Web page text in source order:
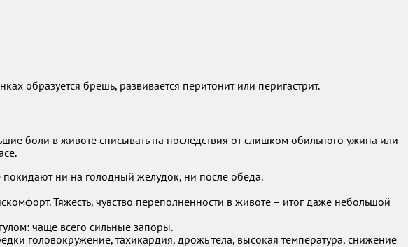
образуется брешь, развивается перитонит или перигастрит.
боли в животе списывать на последствия от слишком обильного ужина или
покидают ни на голодный желудок, ни после обеда.
Тяжесть, чувство переполненности в животе – итог даже небольшой
чаще всего сильные запоры.
головокружение, тахикардия, дрожь тела, высокая температура, снижение